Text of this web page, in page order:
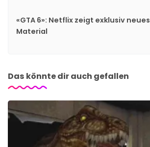
«GTA 6»: Netflix zeigt exklusiv neues
Material
Das könnte dir auch gefallen